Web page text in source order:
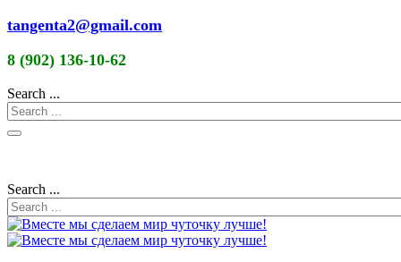
tangenta2@gmail.com
8 (902) 136-10-62
Search ...
Search ...